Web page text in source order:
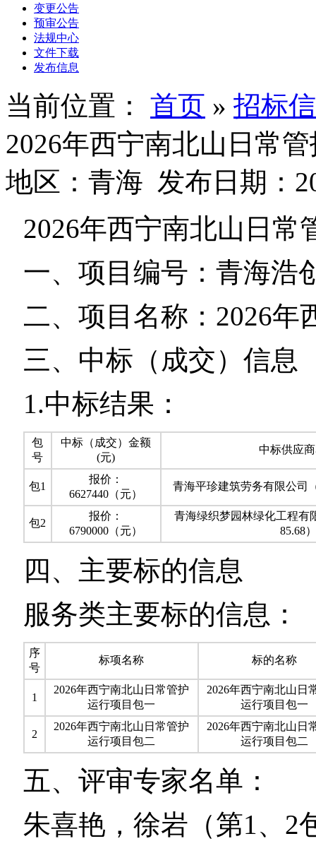
变更公告
预审公告
法规中心
文件下载
发布信息
当前位置： 首页 » 招标
2026年西宁南北山日常
地区：青海 发布日期：
2026年西宁南北山日常
一、项目编号：青海浩
二、项目名称： 2026年
三、中标（成交）信息
1.中标结果：
包
号
中标（成交）金额
(元)
中标供应
包1
报价：
6627440 （元）
青海平珍建筑劳务有限公司
包2
报价：
6790000 （元）
青海绿织梦园林绿化工程有
85.68）
四、主要标的信息
服务类主要标的信息：
序
号
标项名称 标的名称
1
2026年西宁南北山日常管护
运行项目包一
2026年西宁南北山日
运行项目包一
2
2026年西宁南北山日常管护
运行项目包二
2026年西宁南北山日
运行项目包二
五、评审专家名单：
朱喜艳，徐岩（第1、 2